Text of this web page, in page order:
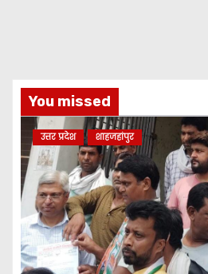
You missed
उत्तर प्रदेश शाहजहांपुर